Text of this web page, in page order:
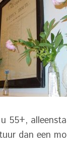
55+,
dan een